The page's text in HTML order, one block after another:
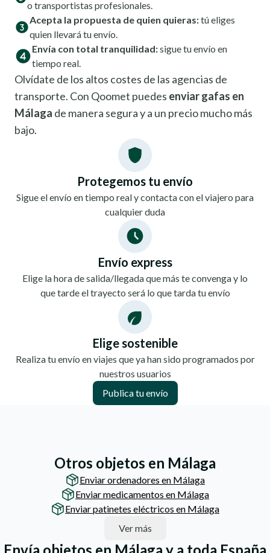
o transportistas profesionales.
Acepta la propuesta de quien quieras:tú eliges
quien llevará tu envío.
Envía con total tranquilidad:sigue tu envío en
tiempo real.
Olvídate de los altos costes de las agencias de
transporte. Con Qoomet puedes enviar gafas en
Málaga de manera segura y a un precio mucho más
bajo.
Protegemos tu envío
Sigue el envío en tiempo real y contacta con el viajero para
cualquier duda
Envío express
Elige la hora de salida/llegada que más te convenga y lo
que tarde el trayecto será lo que tarda tu envío
Elige sostenible
Realiza tu envío en viajes que ya han sido programados por
nuestros usuarios
Publica tu envío
Otros objetos en Málaga
Enviar ordenadores en Málaga
Enviar medicamentos en Málaga
Enviar patinetes eléctricos en Málaga
Ver más